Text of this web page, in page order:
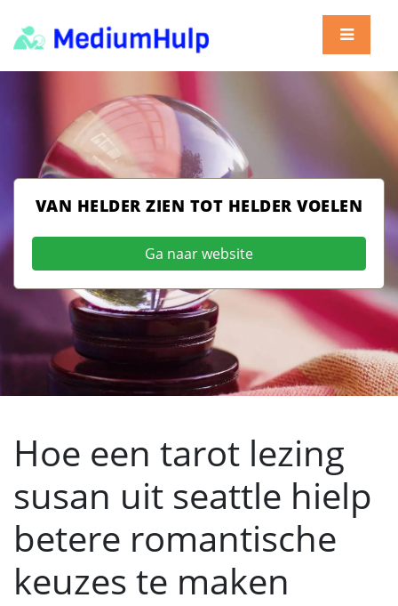
VAN HELDER ZIEN TOT HELDER VOELEN
Ga naar website
Hoe een tarot lezing
susan uit seattle hielp
betere romantische
keuzes te maken